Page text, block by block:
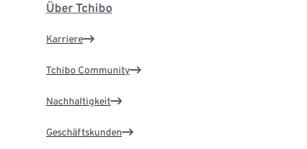
Über Tchibo
Karriere
Tchibo Community
Nachhaltigkeit
Geschäftskunden